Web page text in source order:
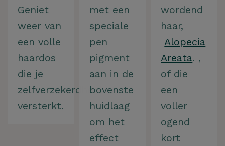
Geniet
weer van
een volle
haardos
die je
zelfverzekerdheid
versterkt.
met een
speciale
pen
pigment
aan in de
bovenste
huidlaag
om het
effect
wordend
haar,
Alopecia
Areata. ,
of die
een
voller
ogend
kort